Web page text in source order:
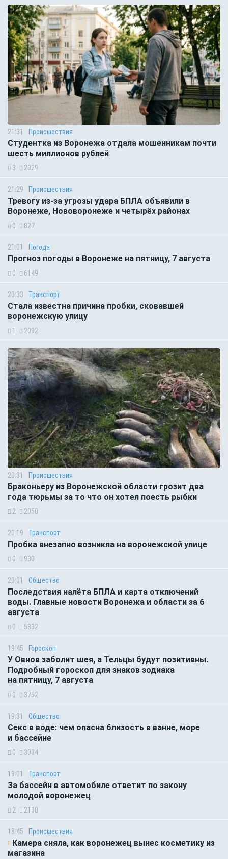
21:31 Происшествия
Студентка из Воронежа отдала мошенникам почти
шесть миллионов рублей
3 2929
21:29 Происшествия
Тревогу из-за угрозы удара БПЛА объявили в
Воронеже, Нововоронеже и четырёх районах
0 827
21:01 Погода
Прогноз погоды в Воронеже на пятницу, 7 августа
0 6149
20:33 Транспорт
Стала известна причина пробки, сковавшей
воронежскую улицу
1 2092
20:31 Происшествия
Браконьеру из Воронежской области грозит два
года тюрьмы за то что он хотел поесть рыбки
2 2050
20:19 Транспорт
Пробка внезапно возникла на воронежской улице
0 930
20:01 Общество
Последствия налёта БПЛА и карта отключений
воды. Главные новости Воронежа и области за 6
августа
0 5832
19:45 Гороскоп
У Овнов заболит шея, а Тельцы будут позитивны.
Подробный гороскоп для знаков зодиака
на пятницу, 7 августа
0 3752
19:31 Общество
Секс в воде: чем опасна близость в ванне, море
и бассейне
0 3034
19:01 Транспорт
За бассейн в автомобиле ответит по закону
молодой воронежец
2 2130
18:45 Происшествия
Камера сняла, как воронежец вынес косметику из
магазина